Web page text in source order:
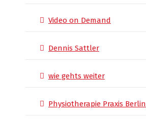
Video on Demand
Dennis Sattler
wie gehts weiter
Physiotherapie Praxis Berlin